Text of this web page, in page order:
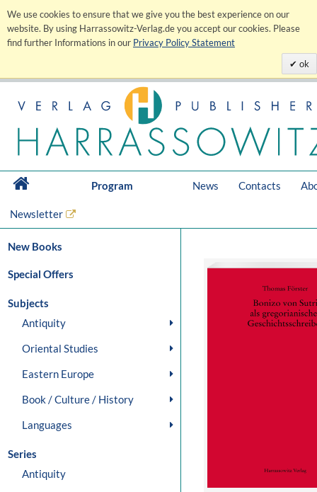
We use cookies to ensure that we give you the best experience on our
website. By using Harrassowitz-Verlag.de you accept our cookies. Please
find further Informations in our Privacy Policy Statement
ok
Program News Contacts
Newsletter
New Books
Special Offers
Subjects
Antiquity
Oriental Studies
Eastern Europe
Book / Culture / History
Languages
Series
Antiquity